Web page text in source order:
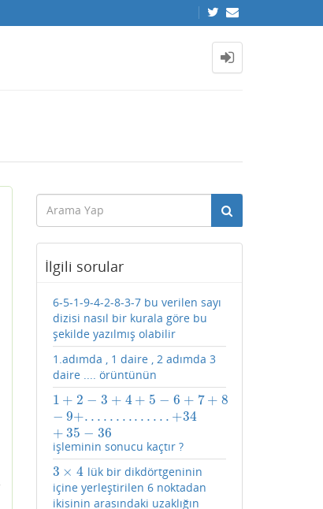
İlgili sorular
6-5-1-9-4-2-8-3-7 bu verilen sayı
dizisi nasıl bir kurala göre bu
şekilde yazılmış olabilir
1.adımda , 1 daire , 2 adımda 3
daire .... örüntünün
1 + 2 − 3 + 4 + 5 − 6 + 7 + 8
− 9+. . . . . . . .. . . . . . +34
+ 35 − 36
1+2−3 +4 +5 −6 +7 +8 −9 +. ... .... ... .+34
işleminin sonucu kaçtır ?
3 × 4
3×4
lük bir dikdörtgeninin
içine yerleştirilen 6 noktadan
ikisinin arasındaki uzaklığın